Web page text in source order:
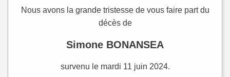
Nous avons la grande tristesse de vous faire part du
décès de
Simone BONANSEA
survenu le mardi 11 juin 2024.